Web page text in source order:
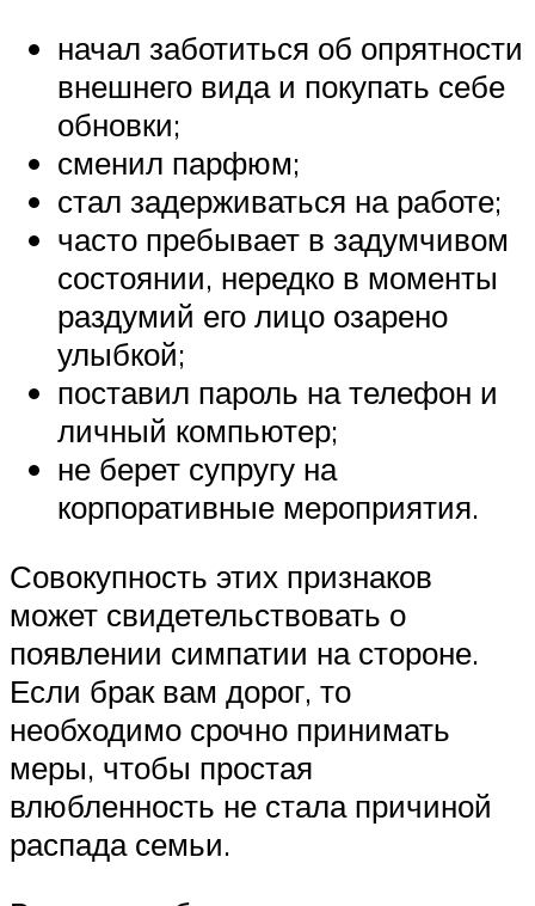
начал заботиться об опрятности
внешнего вида и покупать себе
обновки;
сменил парфюм;
стал задерживаться на работе;
часто пребывает в задумчивом
состоянии, нередко в моменты
раздумий его лицо озарено
улыбкой;
поставил пароль на телефон и
личный компьютер;
не берет супругу на
корпоративные мероприятия.
Совокупность этих признаков
может свидетельствовать о
появлении симпатии на стороне.
Если брак вам дорог, то
необходимо срочно принимать
меры, чтобы простая
влюбленность не стала причиной
распада семьи.